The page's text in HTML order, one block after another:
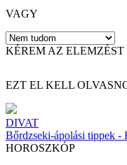
VAGY
KÉREM AZ ELEMZÉST
EZT EL KELL
DIVAT
Bőrdzseki-ápolási tippek -
HOROSZKÓP